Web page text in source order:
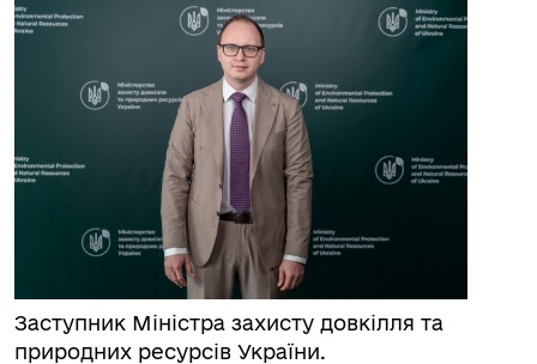
Заступник Міністра захисту довкілля та
природних ресурсів України.